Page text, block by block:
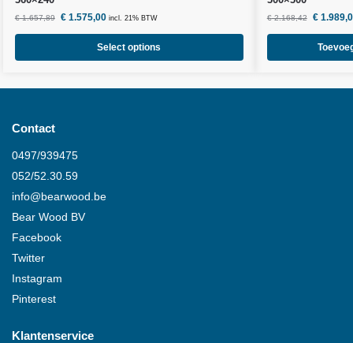
€1.657,89 €1.575,00 incl. 21% BTW
Select options
€2.168,42 €
Contact
0497/939475
052/52.30.59
info@bearwood .be
Bear Wood BV
Facebook
Twitter
Instagram
Pinterest
Klantenservice